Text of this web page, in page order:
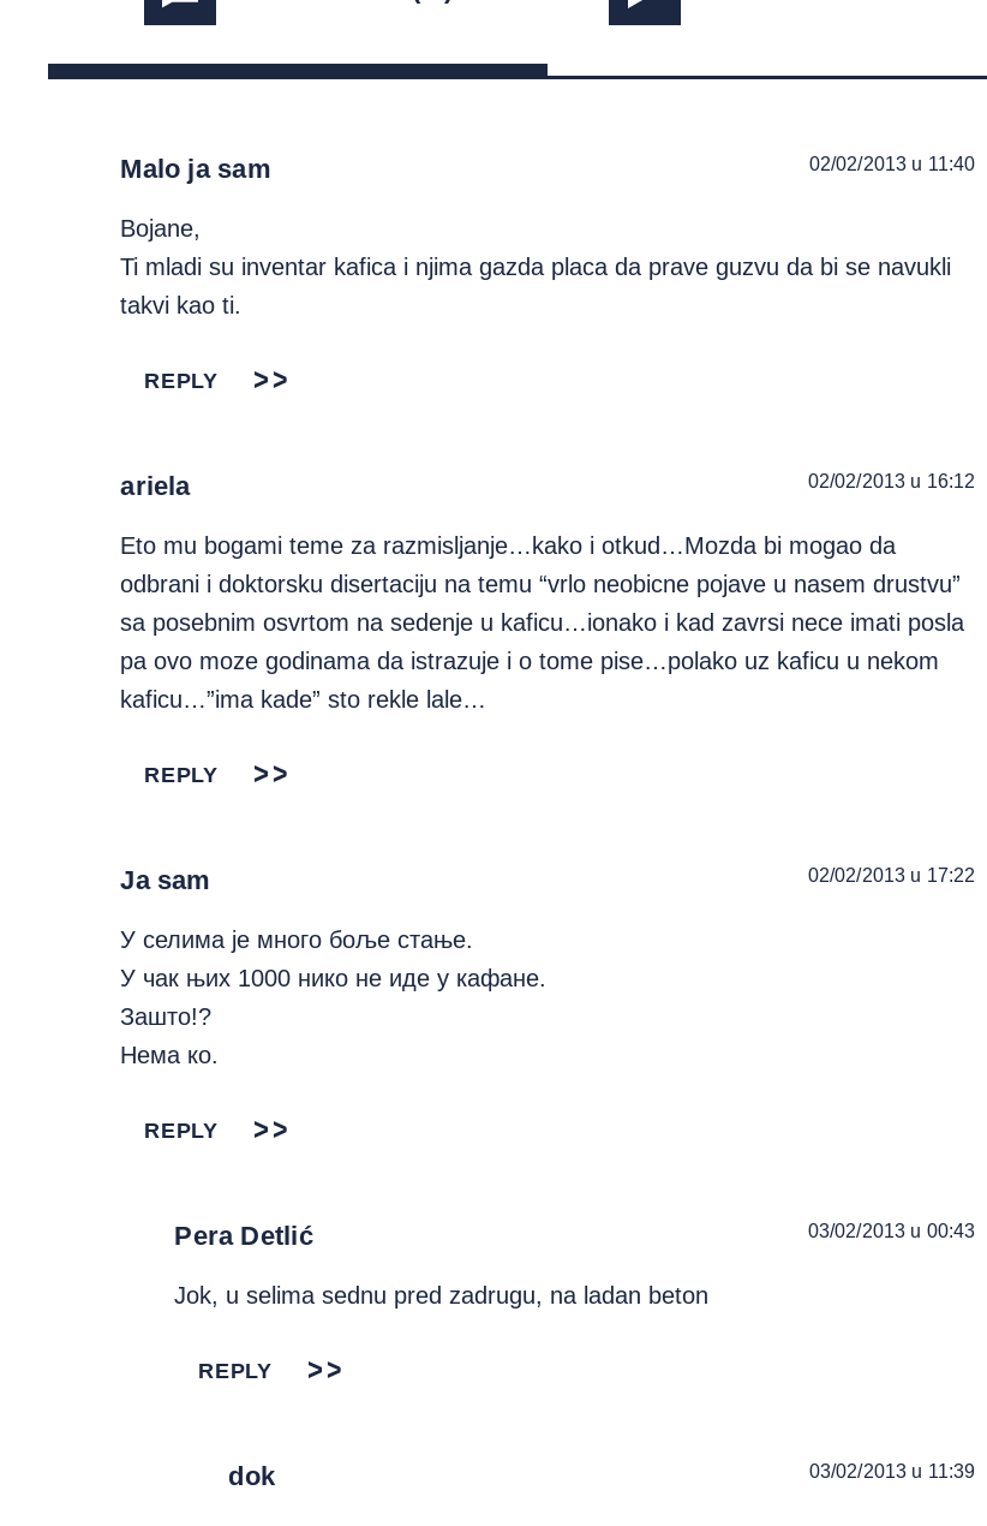
Malo ja sam 02/02/2013 u 11:40
Bojane,
Ti mladi su inventar kafica i njima gazda placa da prave guzvu da bi se navukli
takvi kao ti.
REPLY
ariela 02/02/2013 u 16:12
Eto mu bogami teme za razmisljanje…kako i otkud…Mozda bi mogao da
odbrani i doktorsku disertaciju na temu “vrlo neobicne pojave u nasem drustvu”
sa posebnim osvrtom na sedenje u kaficu…ionako i kad zavrsi nece imati posla
pa ovo moze godinama da istrazuje i o tome pise…polako uz kaficu u nekom
kaficu…”ima kade” sto rekle lale…
REPLY
Ja sam 02/02/2013 u 17:22
У селима је много боље стање.
У чак њих 1000 нико не иде у кафане.
Зашто!?
Нема ко.
REPLY
Pera Detlić 03/02/2013 u 00:43
Jok, u selima sednu pred zadrugu, na ladan beton
REPLY
dok 03/02/2013 u 11:39